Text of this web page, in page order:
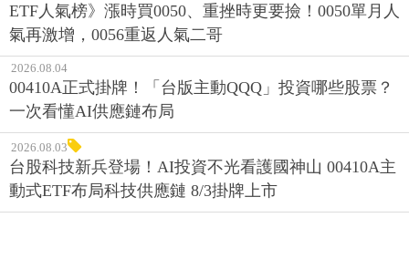
ETF人氣榜》漲時買0050、重挫時更要撿！0050單月人
氣再激增，0056重返人氣二哥
2026.08.04
00410A正式掛牌！「台版主動QQQ」投資哪些股票？
一次看懂AI供應鏈布局
2026.08.03
台股科技新兵登場！AI投資不光看護國神山 00410A主
動式ETF布局科技供應鏈 8/3掛牌上市